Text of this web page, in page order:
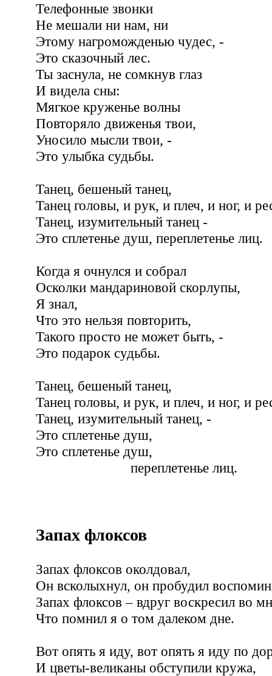
Телефонные звонки
Не мешали ни нам, ни
Этому нагроможденью чудес, -
Это сказочный лес.
Ты заснула, не сомкнув глаз
И видела сны:
Мягкое круженье волны
Повторяло движенья твои,
Уносило мысли твои, -
Это улыбка судьбы.
Танец, бешеный танец,
Танец головы, и рук, и плеч, и ног, и
Танец, изумительный танец -
Это сплетенье душ, переплетенье лиц.
Когда я очнулся и собрал
Осколки мандариновой скорлупы,
Я знал,
Что это нельзя повторить,
Такого просто не может быть, -
Это подарок судьбы.
Танец, бешеный танец,
Танец головы, и рук, и плеч, и ног, и
Танец, изумительный танец, -
Это сплетенье душ,
Это сплетенье душ,
переплетенье лиц.
Запах флоксов
Запах флоксов околдовал,
Он всколыхнул, он пробудил
Запах флоксов – вдруг воскресил во
Что помнил я о том далеком дне.
Вот опять я иду, вот опять я иду по
И цветы-великаны обступили кружа,